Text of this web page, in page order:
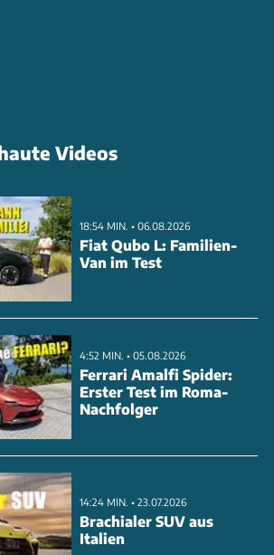
Videos
18:54 MIN. • 06.08.2026
Fiat Qubo L: Familien-
Van im Test
4:52 MIN. • 05.08.2026
Ferrari Amalfi Spider:
Erster Test im Roma-
Nachfolger
14:24 MIN. • 23.07.2026
Brachialer SUV aus
Italien